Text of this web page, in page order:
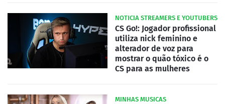
NOTICIA STREAMERS E YOUTUBERS
CS Go!: Jogador profissional
utiliza nick feminino e
alterador de voz para
mostrar o quão tóxico é o
CS para as mulheres
MINHAS MUSICAS